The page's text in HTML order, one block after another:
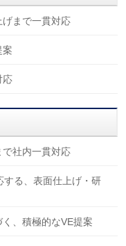
まで一貫対応
案
応
社内一貫対応
る、表面仕上げ・研
、積極的なVE提案